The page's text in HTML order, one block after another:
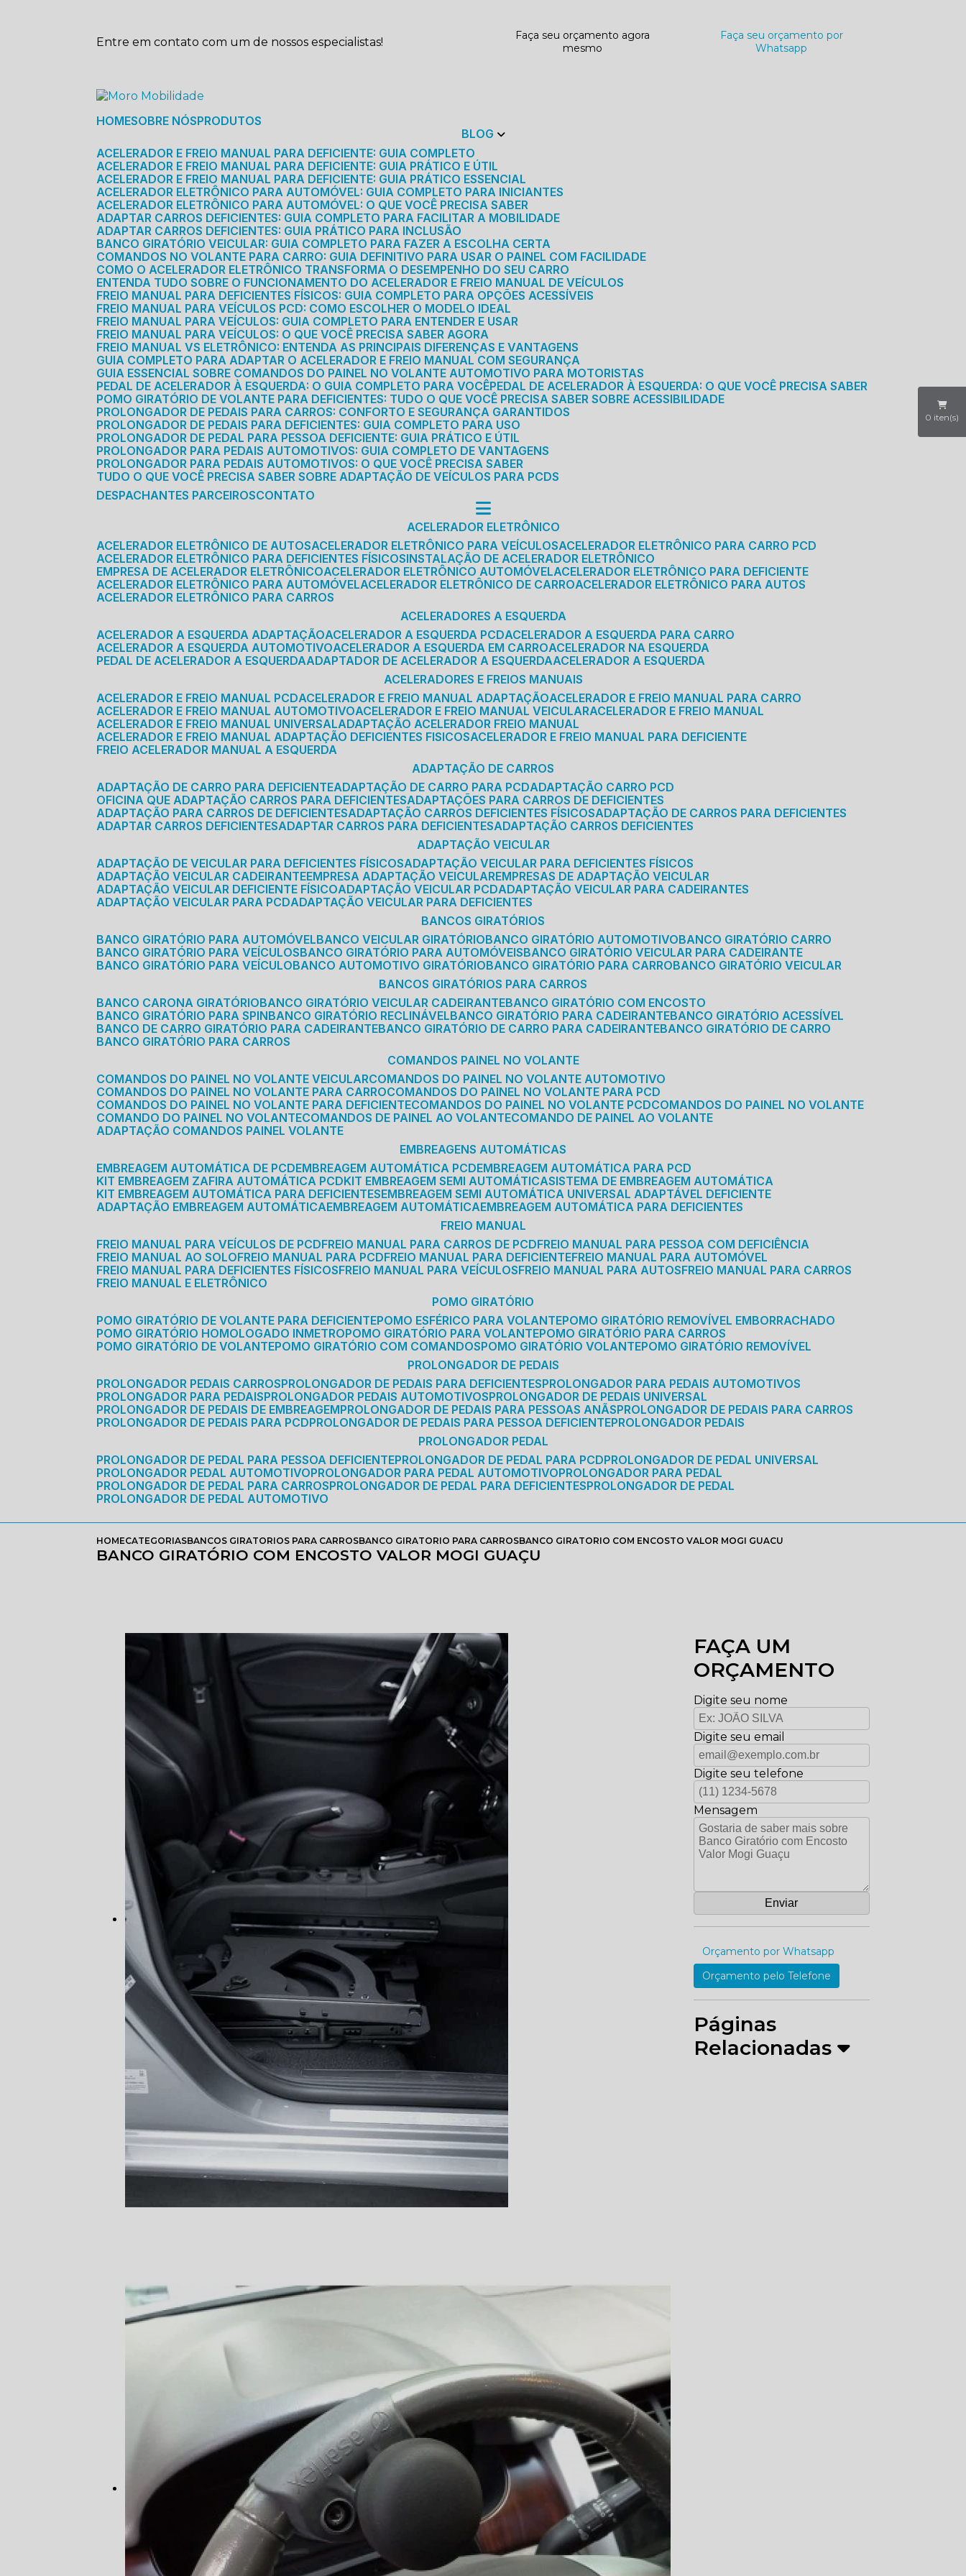
Entre em contato com um de nossos especialistas!
Faça seu orçamento agora
mesmo
Faça seu orçamento por
Whatsapp
HOME SOBRE NÓS PRODUTOS
BLOG
ACELERADOR E FREIO MANUAL PARA DEFICIENTE: GUIA COMPLETO
ACELERADOR E FREIO MANUAL PARA DEFICIENTE: GUIA PRÁTICO E ÚTIL
ACELERADOR E FREIO MANUAL PARA DEFICIENTE: GUIA PRÁTICO ESSENCIAL
ACELERADOR ELETRÔNICO PARA AUTOMÓVEL: GUIA COMPLETO PARA INICIANTES
ACELERADOR ELETRÔNICO PARA AUTOMÓVEL: O QUE VOCÊ PRECISA SABER
ADAPTAR CARROS DEFICIENTES: GUIA COMPLETO PARA FACILITAR A MOBILIDADE
ADAPTAR CARROS DEFICIENTES: GUIA PRÁTICO PARA INCLUSÃO
BANCO GIRATÓRIO VEICULAR: GUIA COMPLETO PARA FAZER A ESCOLHA CERTA
COMANDOS NO VOLANTE PARA CARRO: GUIA DEFINITIVO PARA USAR O PAINEL COM FACILIDADE
COMO O ACELERADOR ELETRÔNICO TRANSFORMA O DESEMPENHO DO SEU CARRO
ENTENDA TUDO SOBRE O FUNCIONAMENTO DO ACELERADOR E FREIO MANUAL DE VEÍCULOS
FREIO MANUAL PARA DEFICIENTES FÍSICOS: GUIA COMPLETO PARA OPÇÕES ACESSÍVEIS
FREIO MANUAL PARA VEÍCULOS PCD: COMO ESCOLHER O MODELO IDEAL
FREIO MANUAL PARA VEÍCULOS: GUIA COMPLETO PARA ENTENDER E USAR
FREIO MANUAL PARA VEÍCULOS: O QUE VOCÊ PRECISA SABER AGORA
FREIO MANUAL VS ELETRÔNICO: ENTENDA AS PRINCIPAIS DIFERENÇAS E VANTAGENS
GUIA COMPLETO PARA ADAPTAR O ACELERADOR E FREIO MANUAL COM SEGURANÇA
GUIA ESSENCIAL SOBRE COMANDOS DO PAINEL NO VOLANTE AUTOMOTIVO PARA MOTORISTAS
PEDAL DE ACELERADOR À ESQUERDA: O GUIA COMPLETO PARA VOCÊ PEDAL DE ACELERADOR À ESQUERDA: O QUE VOCÊ PRECISA SABER
POMO GIRATÓRIO DE VOLANTE PARA DEFICIENTES: TUDO O QUE VOCÊ PRECISA SABER SOBRE ACESSIBILIDADE
PROLONGADOR DE PEDAIS PARA CARROS: CONFORTO E SEGURANÇA GARANTIDOS
PROLONGADOR DE PEDAIS PARA DEFICIENTES: GUIA COMPLETO PARA USO
PROLONGADOR DE PEDAL PARA PESSOA DEFICIENTE: GUIA PRÁTICO E ÚTIL
PROLONGADOR PARA PEDAIS AUTOMOTIVOS: GUIA COMPLETO DE VANTAGENS
PROLONGADOR PARA PEDAIS AUTOMOTIVOS: O QUE VOCÊ PRECISA SABER
TUDO O QUE VOCÊ PRECISA SABER SOBRE ADAPTAÇÃO DE VEÍCULOS PARA PCDS
DESPACHANTES PARCEIROS
CONTATO
ACELERADOR ELETRÔNICO
ACELERADOR ELETRÔNICO DE AUTOS ACELERADOR ELETRÔNICO PARA VEÍCULOS ACELERADOR ELETRÔNICO PARA CARRO PCD
ACELERADOR ELETRÔNICO PARA DEFICIENTES FÍSICOS INSTALAÇÃO DE ACELERADOR ELETRÔNICO
EMPRESA DE ACELERADOR ELETRÔNICO ACELERADOR ELETRÔNICO AUTOMÓVEL ACELERADOR ELETRÔNICO PARA DEFICIENTE
ACELERADOR ELETRÔNICO PARA AUTOMÓVEL ACELERADOR ELETRÔNICO DE CARRO ACELERADOR ELETRÔNICO PARA AUTOS
ACELERADOR ELETRÔNICO PARA CARROS
ACELERADORES A ESQUERDA
ACELERADOR A ESQUERDA ADAPTAÇÃO ACELERADOR A ESQUERDA PCD ACELERADOR A ESQUERDA PARA CARRO
ACELERADOR A ESQUERDA AUTOMOTIVO ACELERADOR A ESQUERDA EM CARRO ACELERADOR NA ESQUERDA
PEDAL DE ACELERADOR A ESQUERDA
ADAPTADOR DE ACELERADOR A ESQUERDA ACELERADOR A ESQUERDA
ACELERADORES E FREIOS MANUAIS
ACELERADOR E FREIO MANUAL PCD ACELERADOR E FREIO MANUAL ADAPTAÇÃO ACELERADOR E FREIO MANUAL PARA CARRO
ACELERADOR E FREIO MANUAL AUTOMOTIVO ACELERADOR E FREIO MANUAL VEICULAR ACELERADOR E FREIO MANUAL
ACELERADOR E FREIO MANUAL UNIVERSAL
ADAPTAÇÃO ACELERADOR FREIO MANUAL
ACELERADOR E FREIO MANUAL ADAPTAÇÃO DEFICIENTES FISICOS ACELERADOR E FREIO MANUAL PARA DEFICIENTE
FREIO ACELERADOR MANUAL A ESQUERDA
ADAPTAÇÃO DE CARROS
ADAPTAÇÃO DE CARRO PARA DEFICIENTE
ADAPTAÇÃO DE CARRO PARA PCD
ADAPTAÇÃO CARRO PCD
OFICINA QUE ADAPTAÇÃO CARROS PARA DEFICIENTES
ADAPTAÇÕES PARA CARROS DE DEFICIENTES
ADAPTAÇÃO PARA CARROS DE DEFICIENTES
ADAPTAÇÃO CARROS DEFICIENTES FÍSICOS
ADAPTAÇÃO DE CARROS PARA DEFICIENTES
ADAPTAR CARROS DEFICIENTES
ADAPTAR CARROS PARA DEFICIENTES
ADAPTAÇÃO CARROS DEFICIENTES
ADAPTAÇÃO VEICULAR
ADAPTAÇÃO DE VEICULAR PARA DEFICIENTES FÍSICOS
ADAPTAÇÃO VEICULAR PARA DEFICIENTES FÍSICOS
ADAPTAÇÃO VEICULAR CADEIRANTE EMPRESA ADAPTAÇÃO VEICULAR EMPRESAS DE ADAPTAÇÃO VEICULAR
ADAPTAÇÃO VEICULAR DEFICIENTE FÍSICO
ADAPTAÇÃO VEICULAR PCD
ADAPTAÇÃO VEICULAR PARA CADEIRANTES
ADAPTAÇÃO VEICULAR PARA PCD
ADAPTAÇÃO VEICULAR PARA DEFICIENTES
BANCOS GIRATÓRIOS
BANCO GIRATÓRIO PARA AUTOMÓVEL
BANCO VEICULAR GIRATÓRIO BANCO GIRATÓRIO AUTOMOTIVO
BANCO GIRATÓRIO CARRO
BANCO GIRATÓRIO PARA VEÍCULOS
BANCO GIRATÓRIO PARA AUTOMÓVEIS
BANCO GIRATÓRIO VEICULAR PARA CADEIRANTE
BANCO GIRATÓRIO PARA VEÍCULO
BANCO AUTOMOTIVO GIRATÓRIO BANCO GIRATÓRIO PARA CARRO
BANCO GIRATÓRIO VEICULAR
BANCOS GIRATÓRIOS PARA CARROS
BANCO CARONA GIRATÓRIO
BANCO GIRATÓRIO VEICULAR CADEIRANTE BANCO GIRATÓRIO COM ENCOSTO
BANCO GIRATÓRIO PARA SPIN
BANCO GIRATÓRIO RECLINÁVEL BANCO GIRATÓRIO PARA CADEIRANTE BANCO GIRATÓRIO ACESSÍVEL
BANCO DE CARRO GIRATÓRIO PARA CADEIRANTE BANCO GIRATÓRIO DE CARRO PARA CADEIRANTE BANCO GIRATÓRIO DE CARRO
BANCO GIRATÓRIO PARA CARROS
COMANDOS PAINEL NO VOLANTE
COMANDOS DO PAINEL NO VOLANTE VEICULAR
COMANDOS DO PAINEL NO VOLANTE AUTOMOTIVO
COMANDOS DO PAINEL NO VOLANTE PARA CARRO
COMANDOS DO PAINEL NO VOLANTE PARA PCD
COMANDOS DO PAINEL NO VOLANTE PARA DEFICIENTE
COMANDOS DO PAINEL NO VOLANTE PCD
COMANDOS DO PAINEL NO VOLANTE
COMANDO DO PAINEL NO VOLANTE
COMANDOS DE PAINEL AO VOLANTE
COMANDO DE PAINEL AO VOLANTE
ADAPTAÇÃO COMANDOS PAINEL VOLANTE
EMBREAGENS AUTOMÁTICAS
EMBREAGEM AUTOMÁTICA DE PCD EMBREAGEM AUTOMÁTICA PCD EMBREAGEM AUTOMÁTICA PARA PCD
KIT EMBREAGEM ZAFIRA AUTOMÁTICA PCD
KIT EMBREAGEM SEMI AUTOMÁTICA SISTEMA DE EMBREAGEM AUTOMÁTICA
KIT EMBREAGEM AUTOMÁTICA PARA DEFICIENTES EMBREAGEM SEMI AUTOMÁTICA UNIVERSAL ADAPTÁVEL DEFICIENTE
ADAPTAÇÃO EMBREAGEM AUTOMÁTICA EMBREAGEM AUTOMÁTICA EMBREAGEM AUTOMÁTICA PARA DEFICIENTES
FREIO MANUAL
FREIO MANUAL PARA VEÍCULOS DE PCD FREIO MANUAL PARA CARROS DE PCD FREIO MANUAL PARA PESSOA COM DEFICIÊNCIA
FREIO MANUAL AO SOLO FREIO MANUAL PARA PCD FREIO MANUAL PARA DEFICIENTE FREIO MANUAL PARA AUTOMÓVEL
FREIO MANUAL PARA DEFICIENTES FÍSICOS FREIO MANUAL PARA VEÍCULOS FREIO MANUAL PARA AUTOS FREIO MANUAL PARA CARROS
FREIO MANUAL E ELETRÔNICO
POMO GIRATÓRIO
POMO GIRATÓRIO DE VOLANTE PARA DEFICIENTE POMO ESFÉRICO PARA VOLANTE POMO GIRATÓRIO REMOVÍVEL EMBORRACHADO
POMO GIRATÓRIO HOMOLOGADO INMETRO POMO GIRATÓRIO PARA VOLANTE POMO GIRATÓRIO PARA CARROS
POMO GIRATÓRIO DE VOLANTE POMO GIRATÓRIO COM COMANDOS POMO GIRATÓRIO VOLANTE POMO GIRATÓRIO REMOVÍVEL
PROLONGADOR DE PEDAIS
PROLONGADOR PEDAIS CARROS PROLONGADOR DE PEDAIS PARA DEFICIENTES PROLONGADOR PARA PEDAIS AUTOMOTIVOS
PROLONGADOR PARA PEDAIS PROLONGADOR PEDAIS AUTOMOTIVOS PROLONGADOR DE PEDAIS UNIVERSAL
PROLONGADOR DE PEDAIS DE EMBREAGEM PROLONGADOR DE PEDAIS PARA PESSOAS ANÃS PROLONGADOR DE PEDAIS PARA CARROS
PROLONGADOR DE PEDAIS PARA PCD PROLONGADOR DE PEDAIS PARA PESSOA DEFICIENTE PROLONGADOR PEDAIS
PROLONGADOR PEDAL
PROLONGADOR DE PEDAL PARA PESSOA DEFICIENTE PROLONGADOR DE PEDAL PARA PCD PROLONGADOR DE PEDAL UNIVERSAL
PROLONGADOR PEDAL AUTOMOTIVO PROLONGADOR PARA PEDAL AUTOMOTIVO PROLONGADOR PARA PEDAL
PROLONGADOR DE PEDAL PARA CARROS PROLONGADOR DE PEDAL PARA DEFICIENTES PROLONGADOR DE PEDAL
PROLONGADOR DE PEDAL AUTOMOTIVO
0 iten(s)
HOMECATEGORIASBANCOS GIRATORIOS PARA CARROSBANCO GIRATORIO PARA CARROSBANCO GIRATORIO COM ENCOSTO VALOR MOGI GUACU
BANCO GIRATÓRIO COM ENCOSTO VALOR MOGI GUAÇU
FAÇA UM
ORÇAMENTO
Digite seu nome
Digite seu email
Digite seu telefone
Mensagem
Orçamento por Whatsapp
Orçamento pelo Telefone
Páginas
Relacionadas